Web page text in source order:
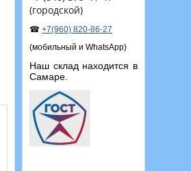
(городской)
☎ +7(960) 820-86-27
(мобильный и WhatsApp)
Наш склад находится в
Самаре.